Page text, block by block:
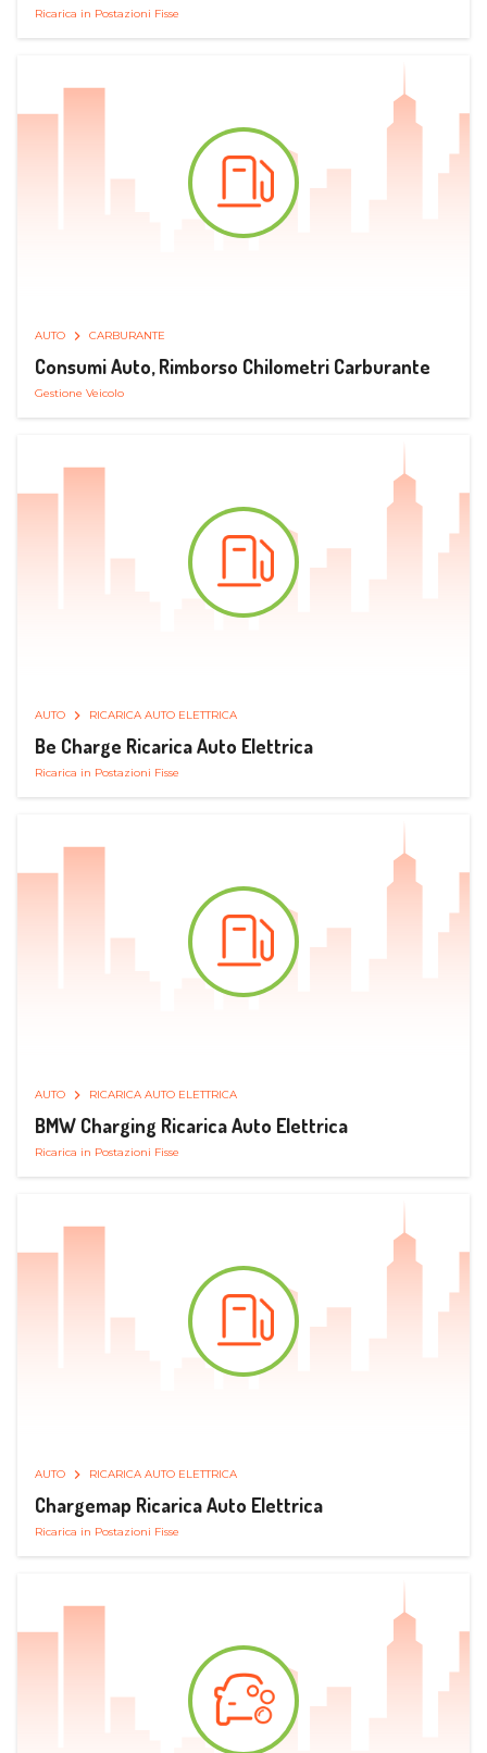
Ricarica in Postazioni Fisse
AUTO CARBURANTE
Consumi Auto, Rimborso Chilometri Carburante
Gestione Veicolo
AUTO RICARICA AUTO ELETTRICA
Be Charge Ricarica Auto Elettrica
Ricarica in Postazioni Fisse
AUTO RICARICA AUTO ELETTRICA
BMW Charging Ricarica Auto Elettrica
Ricarica in Postazioni Fisse
AUTO RICARICA AUTO ELETTRICA
Chargemap Ricarica Auto Elettrica
Ricarica in Postazioni Fisse